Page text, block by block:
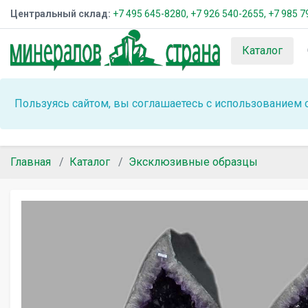
Центральный склад: +7 495 645-8280, +7 926 540-2655, +7 985
Каталог
Пользуясь сайтом, вы соглашаетесь с использованием
Главная Каталог Эксклюзивные образцы